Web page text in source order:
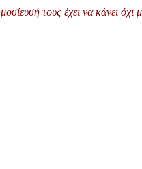
τους έχει να κάνει όχι